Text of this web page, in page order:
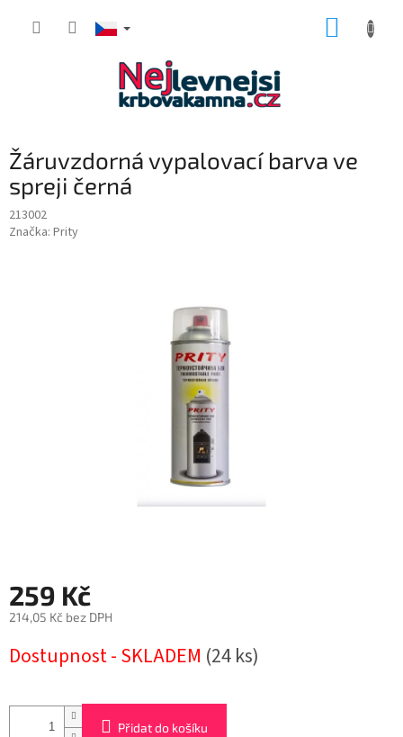
Žáruvzdorná vypalovací barva ve
spreji černá
213002
Značka: Prity
259 Kč
214,05 Kč bez DPH
cena:
Dostupnost - SKLADEM (24 ks)
Přidat do košíku